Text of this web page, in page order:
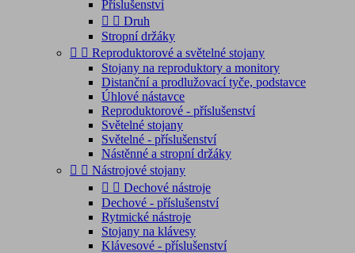
Příslušenství
  Druh
Stropní držáky
  Reproduktorové a světelné stojany
Stojany na reproduktory a monitory
Distanční a prodlužovací tyče, podstavce
Úhlové nástavce
Reproduktorové - příslušenství
Světelné stojany
Světelné - příslušenství
Nástěnné a stropní držáky
  Nástrojové stojany
  Dechové nástroje
Dechové - příslušenství
Rytmické nástroje
Stojany na klávesy
Klávesové - příslušenství